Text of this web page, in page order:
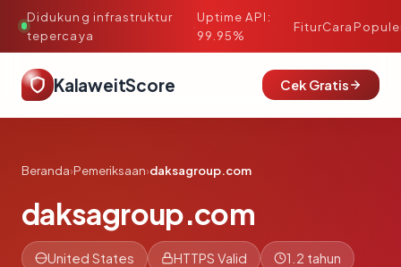
Didukung infrastruktur
tepercaya
·
Uptime API:
99.95%
FiturCara
KalaweitScore Cek Gratis
Beranda›Pemeriksaan›daksagroup.com
daksagroup.com
United States HTTPS Valid 1.2 tahun